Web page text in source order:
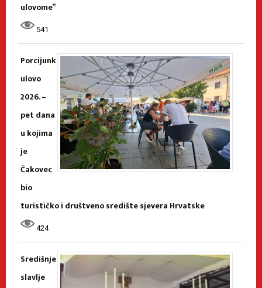
ulovome”
541
Porcijunk
ulovo
2026. –
pet dana
u kojima
je
Čakovec
bio
turističko i društveno središte sjevera Hrvatske
424
Središnje
slavlje